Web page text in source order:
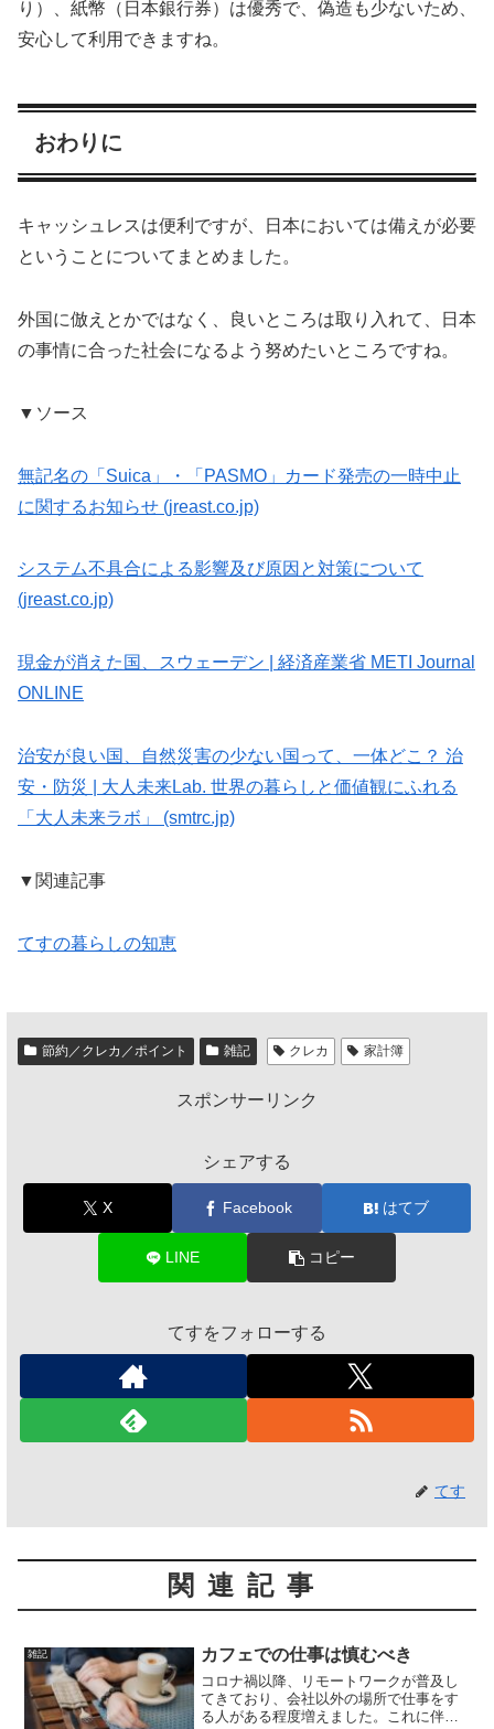
り）、紙幣（日本銀行券）は優秀で、偽造も少ないため、
安心して利用できますね。
おわりに
キャッシュレスは便利ですが、日本においては備えが必要
ということについてまとめました。
外国に倣えとかではなく、良いところは取り入れて、日本
の事情に合った社会になるよう努めたいところですね。
▼ソース
無記名の「Suica」・「PASMO」カード発売の一時中止
に関するお知らせ (jreast.co.jp)
システム不具合による影響及び原因と対策について
(jreast.co.jp)
現金が消えた国、スウェーデン | 経済産業省 METI Journal
ONLINE
治安が良い国、自然災害の少ない国って、一体どこ？ 治
安・防災 | 大人未来Lab. 世界の暮らしと価値観にふれる
「大人未来ラボ」 (smtrc.jp)
▼関連記事
てすの暮らしの知恵
節約／クレカ／ポイント 雑記 クレカ 家計簿
スポンサーリンク
シェアする
X Facebook はてブ
LINE コピー
てすをフォローする
てす
関連記事
雑記 カフェでの仕事は慎むべき
コロナ禍以降、リモートワークが普及し
てきており、会社以外の場所で仕事をす
る人がある程度増えました。これに伴